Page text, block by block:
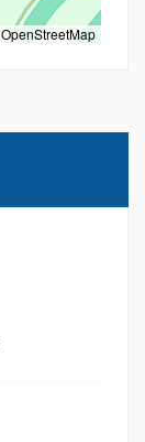
OpenStreetMap